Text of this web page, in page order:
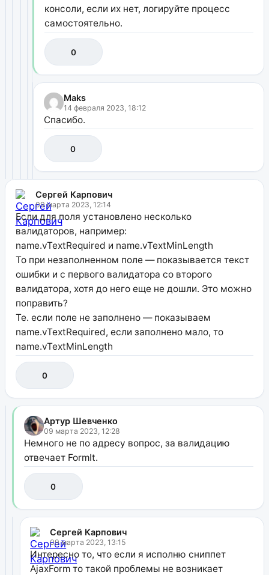
консоли, если их нет, логируйте процесс
самостоятельно.
0
Maks
14 февраля 2023, 18:12
Спасибо.
0
Сергей Карпович
09 марта 2023, 12:14
Если для поля установлено несколько
валидаторов, например:
name.vTextRequired и name.vTextMinLength
То при незаполненном поле — показывается текст
ошибки и с первого валидатора со второго
валидатора, хотя до него еще не дошли. Это можно
поправить?
Те. если поле не заполнено — показываем
name.vTextRequired, если заполнено мало, то
name.vTextMinLength
0
Артур Шевченко
09 марта 2023, 12:28
Немного не по адресу вопрос, за валидацию
отвечает FormIt.
0
Сергей Карпович
09 марта 2023, 13:15
Интересно то, что если я исполню сниппет
AjaxForm то такой проблемы не возникает